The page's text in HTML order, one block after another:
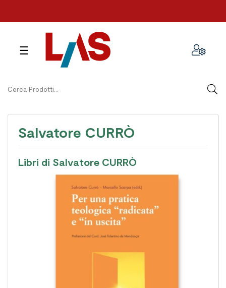
navigazione
☰
Salvatore CURRÒ
Libri di Salvatore CURRÒ